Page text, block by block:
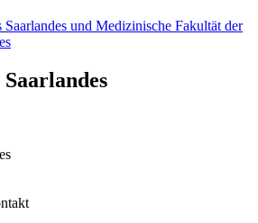
und Medizinische Fakultät der